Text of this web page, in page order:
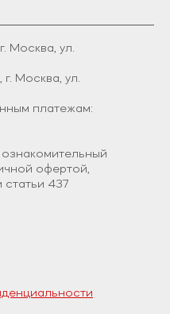
отвечать
Для
высокого
заведений для
которые не
глаза.
технических
вашего объекта,
внешние угрозы,
Москва, ул.
Москва, ул.
платежам:
офертой,
437